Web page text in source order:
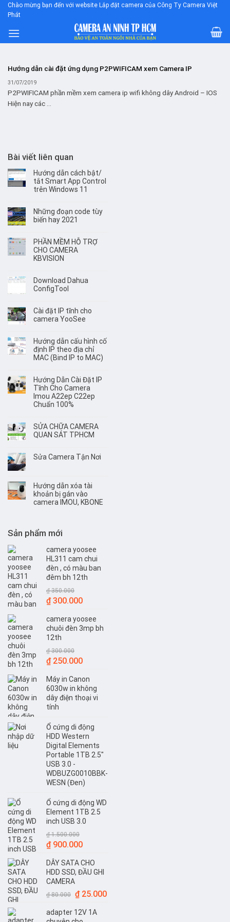
Skip
content
Chào mừng bạn đến với website Lắp đặt camera của Công Ty Camera Việt
Phát
Hướng dẫn cài đặt ứng dụng P2PWIFICAM xem Camera IP
31/07/2019
P2PWIFICAM phần mềm xem camera ip wifi không dây Android – IOS
Hiện nay các ...
Bài viết liên quan
Hướng dẫn cách bật/
tắt Smart App Control
trên Windows 11
Những đoạn code tùy
biến hay 2021
PHẦN MỀM HỖ TRỢ
CHO CAMERA
KBVISION
Download Dahua
ConfigTool
Cài đặt IP tĩnh cho
camera YooSee
Hướng dẫn cấu hình cố
định IP theo địa chỉ
MAC (Bind IP to MAC)
Hướng Dẫn Cài Đặt IP
Tĩnh Cho Camera
Imou A22ep C22ep
Chuẩn 100%
SỬA CHỮA CAMERA
QUAN SÁT TPHCM
Sửa Camera Tận Nơi
Hướng dẫn xóa tài
khoản bị gán vào
camera IMOU, KBONE
Sản phẩm mới
camera yoosee
HL311 cam chui
đèn , có màu ban
đêm bh 12th
₫350.000
Giá
là:
₫ 350.000.
₫300.000Giá
tại
là:
camera yoosee
chuôi đèn 3mp bh
12th
₫300.000
Giá
là:
₫ 300.000.
₫250.000Giá
tại
là:
₫ 250.000.
Máy in Canon
6030w in không
dây điện thoại vi
tính
Ổ cứng di động
HDD Western
Digital Elements
Portable 1TB 2.5"
USB 3.0 -
WDBUZG0010BBK-
WESN (Đen)
Ổ cứng di động WD
Element 1TB 2.5
inch USB 3.0
₫1.500.000
Giá
là:
₫ 1.500.000.
₫900.000Giá
tại
là:
DÂY SATA CHO
HDD SSD, ĐẦU GHI
CAMERA
₫80.000 Giá
là:
₫25.000Giá
adapter 12V 1A